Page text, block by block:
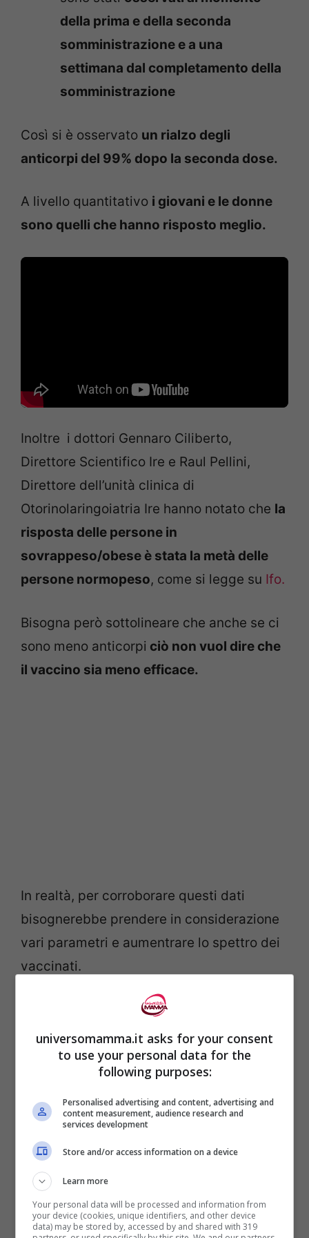
della prima e della seconda
somministrazione e a una
settimana dal completamento della
somministrazione
Così si è osservato un rialzo degli
anticorpi del 99% dopo la seconda dose.
A livello quantitativo i giovani e le donne
sono quelli che hanno risposto meglio.
Inoltre i dottori Gennaro Ciliberto,
Direttore Scientifico Ire e Raul Pellini,
Direttore dell’unità clinica di
Otorinolaringoiatria Ire hanno notato che la
risposta delle persone in
sovrappeso/obese è stata la metà delle
persone normopeso, come si legge su Ifo.
Bisogna però sottolineare che anche se ci
sono meno anticorpi ciò non vuol dire che
il vaccino sia meno efficace.
In realtà, per corroborare questi dati
bisognerebbe prendere in considerazione
vari parametri e aumentrare lo spettro dei
vaccinati.
In passato ci sono state altre ricerche che
hanno dimostrato comel’obesità aumenti il
rischio di morire di Covid di quasi il 50%.
CHE RISCHIANO DI FARTI INGRASSARE
FINO ALL’OBESITA’
universomamma.it asks for your consent
to use your personal data for the
following purposes:
Personalised advertising and content, advertising and
content measurement, audience research and
services development
Store and/or access information on a device
Learn more
Your personal data will be processed and information from
your device (cookies, unique identifiers, and other device
data) may be stored by, accessed by and shared with 319